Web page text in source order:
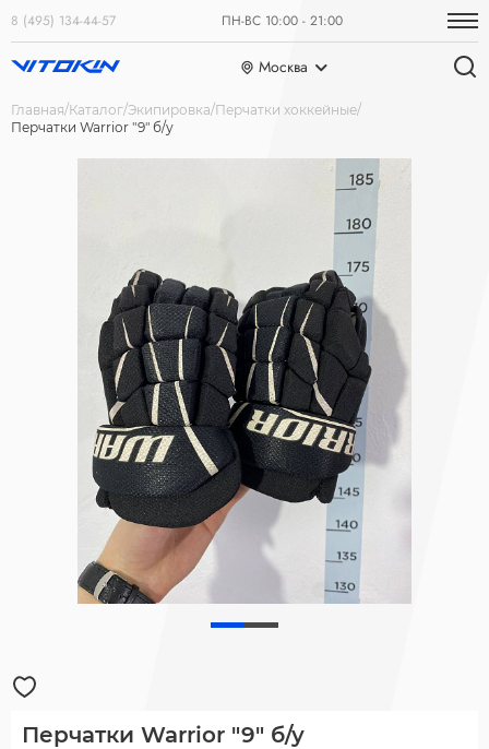
8 (495) 134-44-57 ПН-ВС 10:00 - 21:00
Москва
Главная Каталог Экипировка Перчатки хоккейные
Перчатки Warrior "9" б/у
Перчатки Warrior "9" б/у